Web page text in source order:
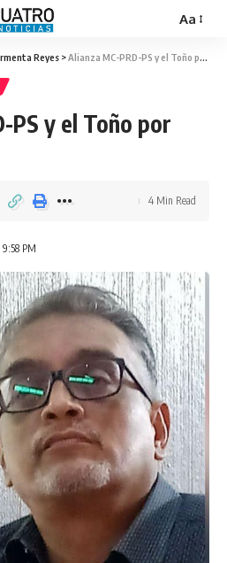
Aa
Reyes >Alianza MC-PRD-PS y el Toño por delante
PS y el Toño por
PM
4 Min Read